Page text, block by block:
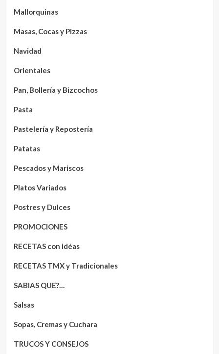
Mallorquinas
Masas, Cocas y Pizzas
Navidad
Orientales
Pan, Bollería y Bizcochos
Pasta
Pastelería y Repostería
Patatas
Pescados y Mariscos
Platos Variados
Postres y Dulces
PROMOCIONES
RECETAS con idéas
RECETAS TMX y Tradicionales
SABIAS QUE?…
Salsas
Sopas, Cremas y Cuchara
TRUCOS Y CONSEJOS